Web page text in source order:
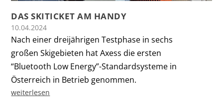
DAS SKITICKET AM HANDY
10.04.2024
Nach einer dreijährigen Testphase in sechs
großen Skigebieten hat Axess die ersten
“Bluetooth Low Energy”-Standardsysteme in
Österreich in Betrieb genommen.
weiterlesen